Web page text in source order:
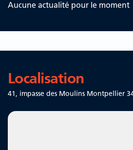
Aucune actualité pour le moment
Localisation
41, impasse des Moulins Montpellier